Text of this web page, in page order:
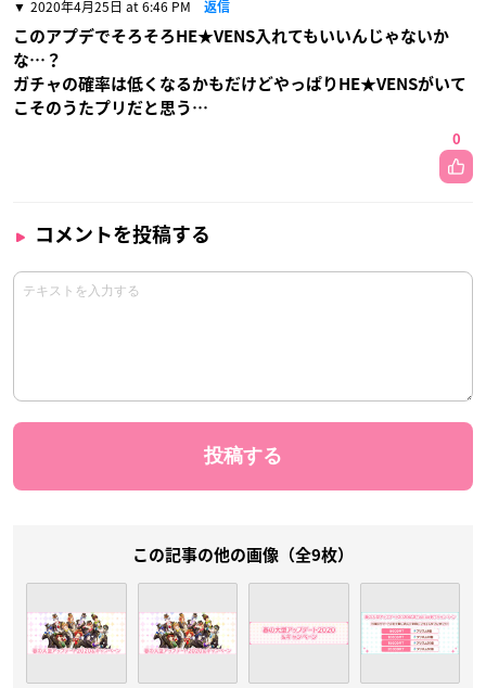
2020年4月25日 at 6:46 PM 返信
このアプデでそろそろHE★VENS入れてもいいんじゃないか
な…？
ガチャの確率は低くなるかもだけどやっぱりHE★VENSがいて
こそのうたプリだと思う…
0
コメントを投稿する
この記事の他の画像（全9枚）